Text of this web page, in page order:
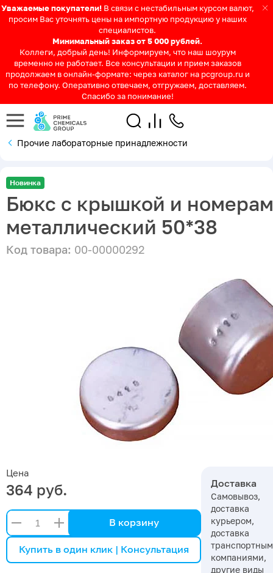
Уважаемые покупатели! В связи с нестабильным курсом валют,
просим Вас уточнять цены на импортную продукцию у наших
специалистов.
Минимальный заказ от 5 000 рублей.
Коллеги, добрый день! Информируем, что наш шоурум
временно не работает. Все консультации и прием заказов
продолжаем в онлайн-формате: через каталог на pcgroup.ru и
по телефону. Оперативно отвечаем, отгружаем, доставляем.
Спасибо за понимание!
Прочие лабораторные принадлежности
Новинка
Бюкс с крышкой и
металлический 50*38
Код товара: 00-00000292
Цена
364 руб.
В корзину
Купить в один клик | Консультация
Доставка
Самовывоз,
доставка
курьером,
доставка
компаниями,
другие виды